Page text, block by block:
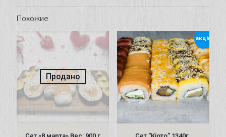
Похожие
Продано
акція